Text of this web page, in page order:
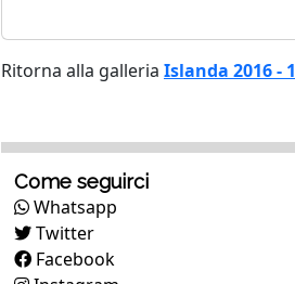
Ritorna alla galleria Islanda 2016 - 1
Come seguirci
Whatsapp
Twitter
Facebook